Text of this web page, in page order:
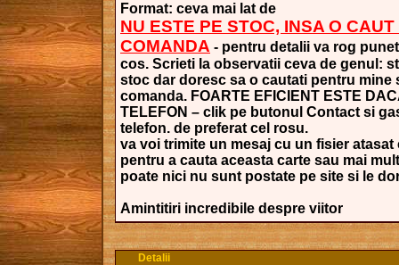
Format: ceva mai lat de
NU ESTE PE STOC, INSA O
COMANDA - pentru detalii va rog
cos. Scrieti la observatii ceva de genul:
stoc dar doresc sa o cautati pentru mine
comanda. FOARTE EFICIENT ESTE
TELEFON – clik pe butonul Contact si
telefon. de preferat cel rosu.
va voi trimite un mesaj cu un fisier
pentru a cauta aceasta carte sau mai
poate nici nu sunt postate pe site si le
Amintitiri incredibile despre viitor
Detalii